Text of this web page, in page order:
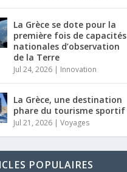
La Grèce se dote pour la
première fois de capacités
nationales d’observation
de la Terre
Jul 24, 2026 | Innovation
La Grèce, une destination
phare du tourisme sportif
Jul 21, 2026 |Voyages
POPULAIRES